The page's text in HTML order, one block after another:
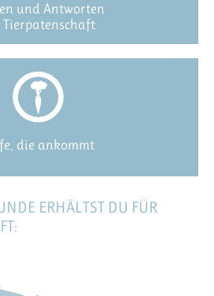
und Antworten
Tierpatenschaft
die ankommt
ERHÄLTST DU FÜR